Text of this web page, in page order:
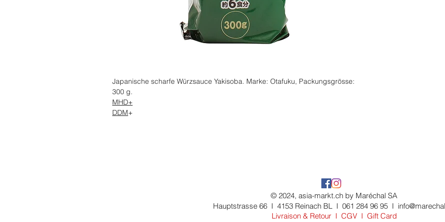
Japanische scharfe Würzsauce Yakisoba. Marke: Otafuku, Packungsgrösse:
300 g.
MHD+
DDM+
© 2024, asia-markt.ch by Maréchal SA
Hauptstrasse 66 I 4153 Reinach BL I 061 284 96 95 I
Livraison & Retour I CGV I Gift Card